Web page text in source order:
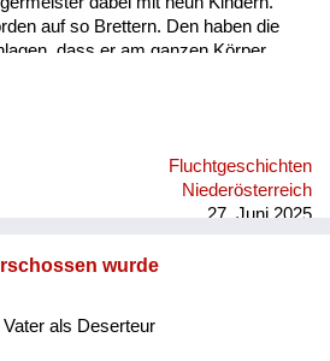
Fluchtgeschichten
Wiederaufbau und
Wohnen
auf so Brettern. Den haben die
dass er am ganzen Körper
hat ihm damals alle Kopfpolster
beim Hinauswandern im Juni in
Fluchtgeschichten
Niederösterreich
27. Juni 2025
wurde
als Deserteur